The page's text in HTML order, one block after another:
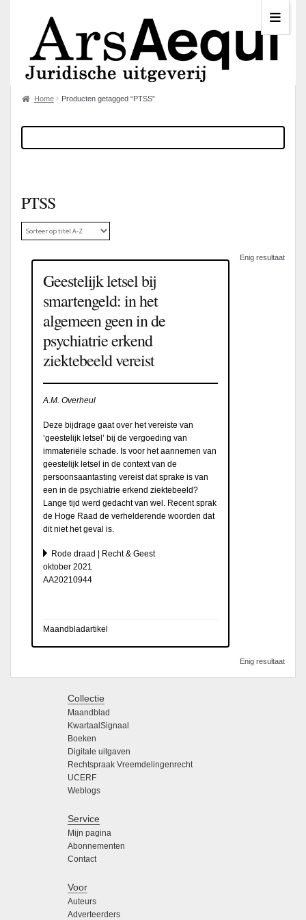
Home Producten getagged “PTSS”
PTSS
Enig resultaat
Geestelijk letsel bij
smartengeld: in het
algemeen geen in de
psychiatrie erkend
ziektebeeld vereist
A.M. Overheul
Deze bijdrage gaat over het vereiste van
‘geestelijk letsel’ bij de vergoeding van
immateriële schade. Is voor het aannemen van
geestelijk letsel in de context van de
persoonsaantasting vereist dat sprake is van
een in de psychiatrie erkend ziektebeeld?
Lange tijd werd gedacht van wel. Recent sprak
de Hoge Raad de verhelderende woorden dat
dit niet het geval is.
Rode draad | Recht & Geest
oktober 2021
AA20210944
Maandbladartikel
Enig resultaat
Collectie
Maandblad
KwartaalSignaal
Boeken
Digitale uitgaven
Rechtspraak Vreemdelingenrecht
UCERF
Weblogs
Service
Mijn pagina
Abonnementen
Contact
Voor
Auteurs
Adverteerders